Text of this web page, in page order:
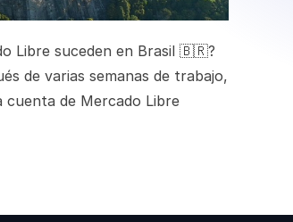
Libre suceden en Brasil 🇧🇷?
de varias semanas de trabajo,
cuenta de Mercado Libre